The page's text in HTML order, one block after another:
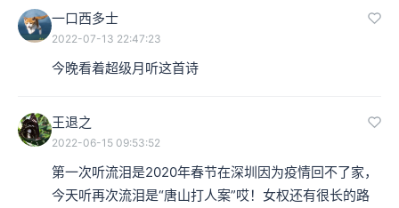
一口西多士
2022-07-13 22:47:23
今晚看着超级月听这首诗
王退之
2022-06-15 09:53:52
第一次听流泪是2020年春节在深圳因为疫情回不了家，
今天听再次流泪是“唐山打人案”哎！女权还有很长的路